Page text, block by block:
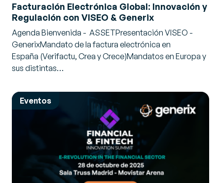
Facturación Electrónica Global: Innovación y
Regulación con VISEO & Generix
Agenda Bienvenida - ASSETPresentación VISEO -
GenerixMandato de la factura electrónica en
España (Verifactu, Crea y Crece)Mandatos en Europa y
sus distintas…
Eventos